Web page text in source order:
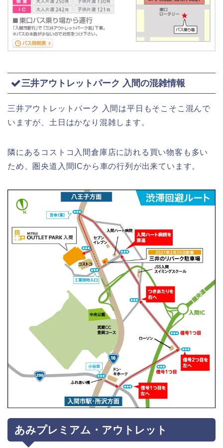
三井アウトレットパーク 入間の混雑情報
三井アウトレットパーク 入間は平日もそこそこ混んで
いますが、土日はかなり混雑します。
隣にあるコストコ入間倉庫店に訪れる買い物客も多い
ため、圏央道入間ICから車の行列が出来ています。
あみプレミアム・アウトレット